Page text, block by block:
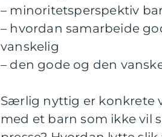
– minoritetsperspektiv
– hvordan samarbeide
vanskelig
– den gode og den
Særlig nyttig er konkrete
med et barn som ikke vil